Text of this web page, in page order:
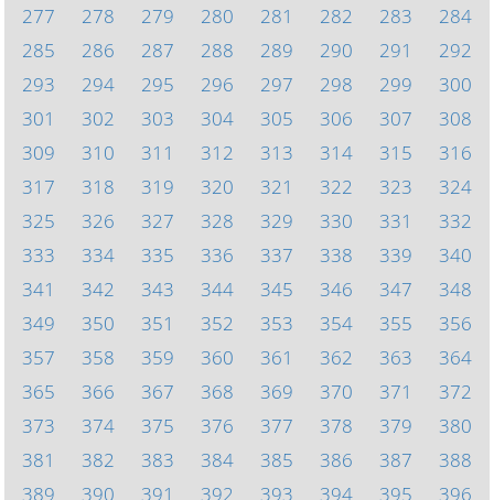
277
278 279 280 281 282 283
284
285
286 287 288 289 290 291
292
293
294 295 296 297 298 299
300
301
302 303 304 305 306 307
308
309
310 311 312 313 314 315
316
317
318 319 320 321 322 323
324
325
326 327 328 329 330 331
332
333
334 335 336 337 338 339
340
341
342 343 344 345 346 347
348
349
350 351 352 353 354 355
356
357
358 359 360 361 362 363
364
365
366 367 368 369 370 371
372
373
374 375 376 377 378 379
380
381
382 383 384 385 386 387
388
389
390 391 392 393 394 395 396